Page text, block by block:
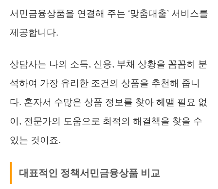
서민금융상품을 연결해 주는 ‘맞춤대출’ 서비스를
제공합니다.
상담사는 나의 소득, 신용, 부채 상황을 꼼꼼히 분
석하여 가장 유리한 조건의 상품을 추천해 줍니
다. 혼자서 수많은 상품 정보를 찾아 헤맬 필요 없
이, 전문가의 도움으로 최적의 해결책을 찾을 수
있는 것이죠.
대표적인 정책서민금융상품 비교